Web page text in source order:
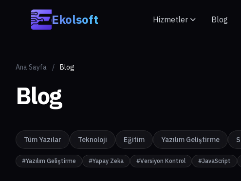
Ekolsoft Hizmetler Blog
Ana Sayfa / Blog
Blog
Tüm Yazılar Teknoloji Eğitim Yazılım Geliştirme
#Yazılım Geliştirme #Yapay Zeka #Versiyon Kontrol #JavaScript